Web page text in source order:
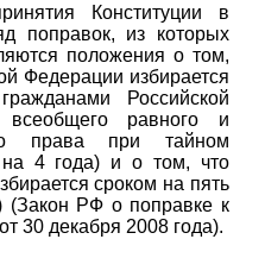
Конституции в
поправок, из которых
положения о том,
Федерации избирается
Российской
равного и
права при тайном
4 года) и о том, что
сроком на пять
(Закон РФ о поправке к
30 декабря 2008 года).